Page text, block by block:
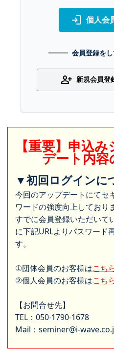
login 個人会
会員登録を
person_add 新規会員登
【重要】申込
デート内
▼初回ログインに
今回のアップデートにてセ
ワードの強度向上しており
すでに会員登録いただいて
に下記URLよりパスワード
す。
①団体会員のお客様はこち
②個人会員のお客様はこち
【お問合せ先】
TEL：050-1790-1678
Mail：seminer@i-